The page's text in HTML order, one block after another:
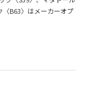
〈B63〉はメーカーオプ